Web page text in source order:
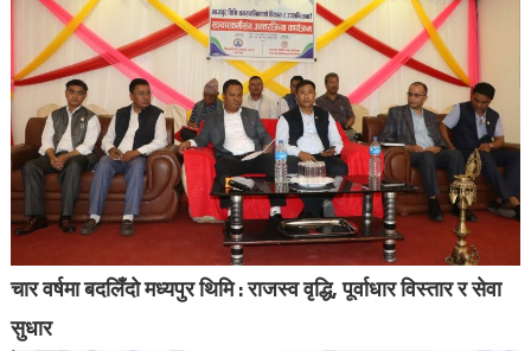
चार वर्षमा बदलिँदो मध्यपुर थिमि : राजस्व वृद्धि, पूर्वाधार विस्तार र सेवा
सुधार